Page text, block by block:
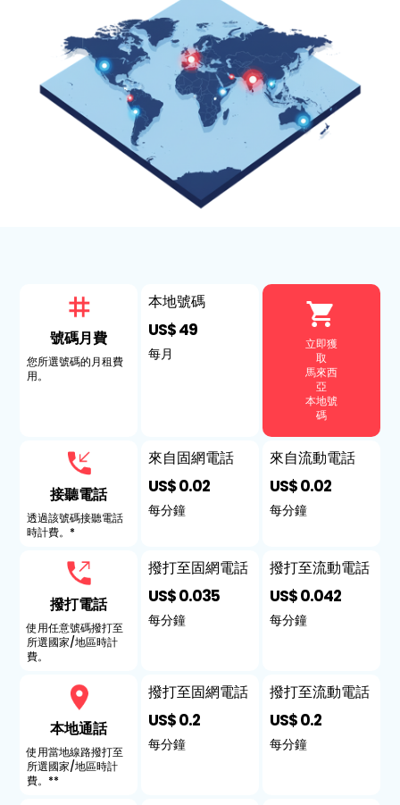
號碼月費
您所選號碼的月租費
用。
接聽電話
透過該號碼接聽電話
時計費。*
撥打電話
使用任意號碼撥打至
所選國家/地區時計
費。
本地通話
使用當地線路撥打至
所選國家/地區時計
費。**
本地號碼
US$ 49
每月
來自固網電話
US$ 0.02
每分鐘
撥打至固網電話
US$ 0.035
每分鐘
撥打至固網電話
US$ 0.2
每分鐘
立即獲
取
馬來西
亞
本地號
碼
來自流動電話
US$ 0.02
每分鐘
撥打至流動電話
US$ 0.042
每分鐘
撥打至流動電話
US$ 0.2
每分鐘